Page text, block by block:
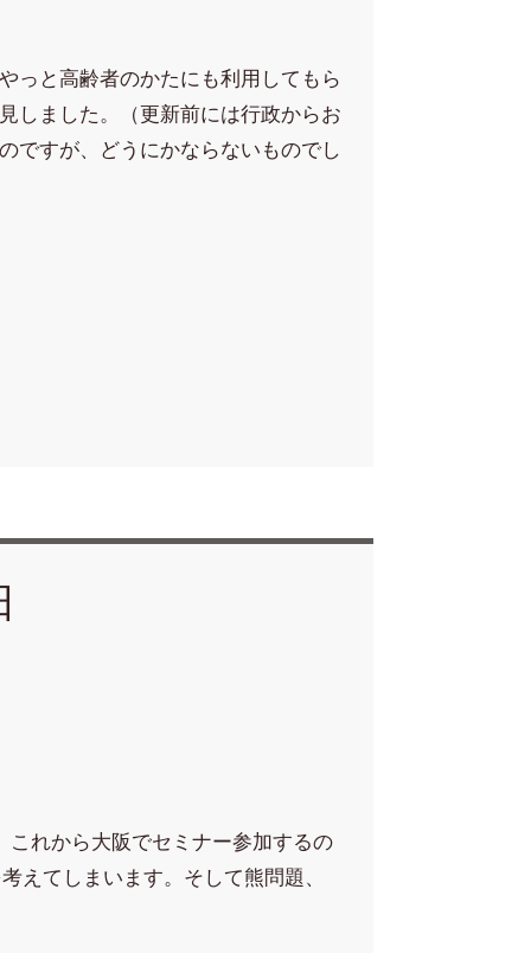
っと高齢者のかたにも利用してもら
しました。（更新前には行政からお
ですが、どうにかならないものでし
れから大阪でセミナー参加するの
えてしまいます。そして熊問題、